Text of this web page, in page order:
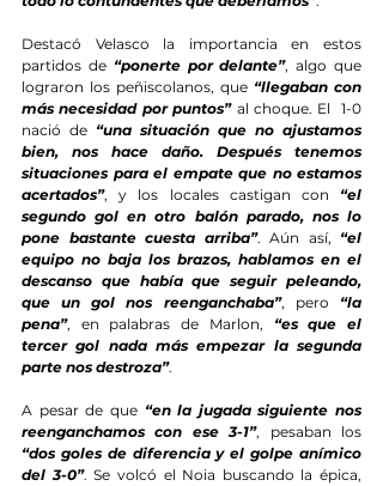
Destacó Velasco la importancia en estos
partidos de “ponerte por delante”, algo que
lograron los peñiscolanos, que “llegaban con
más necesidad por puntos” al choque. El  1-0
nació de “una situación que no ajustamos
bien, nos hace daño. Después tenemos
situaciones para el empate que no estamos
acertados”, y los locales castigan con “el
segundo gol en otro balón parado, nos lo
pone bastante cuesta arriba”. Aún así, “el
equipo no baja los brazos, hablamos en el
descanso que había que seguir peleando,
que un gol nos reenganchaba”, pero “la
pena”, en palabras de Marlon, “es que el
tercer gol nada más empezar la segunda
parte nos destroza”.
A pesar de que “en la jugada siguiente nos
reenganchamos con ese 3-1”
“dos goles de diferencia y el golpe anímico
del 3-0”. Se volcó el Noia buscando la épica,